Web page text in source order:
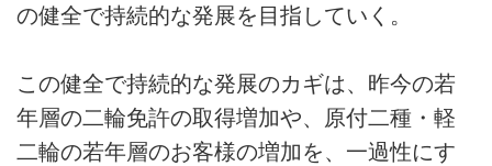
の健全で持続的な発展を目指していく。
この健全で持続的な発展のカギは、昨今の若
年層の二輪免許の取得増加や、原付二種・軽
二輪の若年層のお客様の増加を、一過性にす